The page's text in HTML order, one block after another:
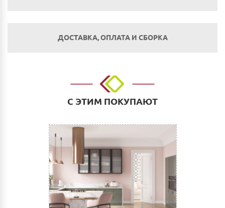
ДОСТАВКА, ОПЛАТА И СБОРКА
Наличным и безналичным расчетом в салоне по
адресу: г. Нижний Новгород, ул. Невзоровых, д.64,
расчетный счет. Для физических и юридических лиц.
Сбербанк Онлайн.
Как оплатить:
Вы можете заполнить реквизиты при оформлении
покупки в Корзине на сайте или прислать их нам на
электронную почту (почта сайта)
С ЭТИМ ПОКУПАЮТ